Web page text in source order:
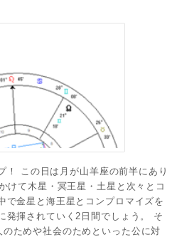
！ この日は月が山羊座の前半にあり
けて木星・冥王星・土星と次々とコ
で金星と海王星とコンプロマイズを
発揮されていく2日間でしょう。 そ
ためや社会のためといった公に対